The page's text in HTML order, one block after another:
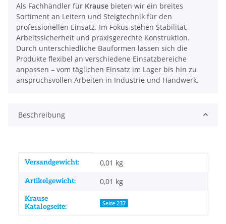
Als Fachhändler für Krause bieten wir ein breites
Sortiment an Leitern und Steigtechnik für den
professionellen Einsatz. Im Fokus stehen Stabilität,
Arbeitssicherheit und praxisgerechte Konstruktion.
Durch unterschiedliche Bauformen lassen sich die
Produkte flexibel an verschiedene Einsatzbereiche
anpassen – vom täglichen Einsatz im Lager bis hin zu
anspruchsvollen Arbeiten in Industrie und Handwerk.
Beschreibung
Produkteigenschaft
Wert
Versandgewicht: 0,01 kg
Artikelgewicht: 0,01 kg
Krause
Katalogseite:
Seite 237